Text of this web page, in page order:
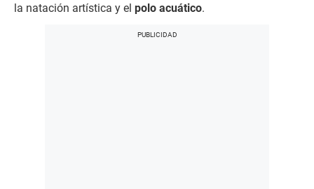
la natación artística y el polo acuático.